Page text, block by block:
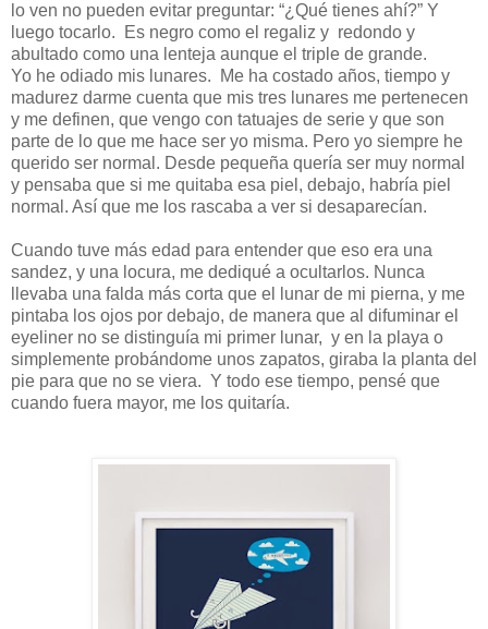
lo ven no pueden evitar preguntar: “¿Qué tienes ahí?” Y
luego tocarlo. Es negro como el regaliz y redondo y
abultado como una lenteja aunque el triple de grande.
Yo he odiado mis lunares. Me ha costado años, tiempo y
madurez darme cuenta que mis tres lunares me pertenecen
y me definen, que vengo con tatuajes de serie y que son
parte de lo que me hace ser yo misma. Pero yo siempre he
querido ser normal. Desde pequeña quería ser muy normal
y pensaba que si me quitaba esa piel, debajo, habría piel
normal. Así que me los rascaba a ver si desaparecían.
Cuando tuve más edad para entender que eso era una
sandez, y una locura, me dediqué a ocultarlos. Nunca
llevaba una falda más corta que el lunar de mi pierna, y me
pintaba los ojos por debajo, de manera que al difuminar el
eyeliner no se distinguía mi primer lunar, y en la playa o
simplemente probándome unos zapatos, giraba la planta del
pie para que no se viera. Y todo ese tiempo, pensé que
cuando fuera mayor, me los quitaría.